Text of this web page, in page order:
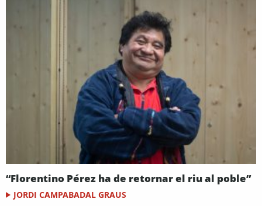
“Florentino Pérez ha de retornar el riu al poble”
JORDI CAMPABADAL GRAUS